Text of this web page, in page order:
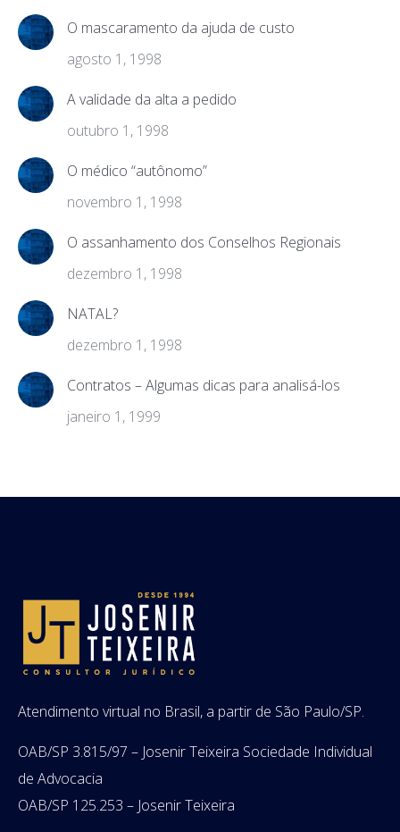
O mascaramento da ajuda de custo
agosto 1, 1998
A validade da alta a pedido
outubro 1, 1998
O médico “autônomo”
novembro 1, 1998
O assanhamento dos Conselhos Regionais
dezembro 1, 1998
NATAL?
dezembro 1, 1998
Contratos – Algumas dicas para analisá-los
janeiro 1, 1999
Atendimento virtual no Brasil, a partir de São Paulo/SP.
OAB/SP 3.815/97 – Josenir Teixeira Sociedade Individual
de Advocacia
OAB/SP 125.253 – Josenir Teixeira